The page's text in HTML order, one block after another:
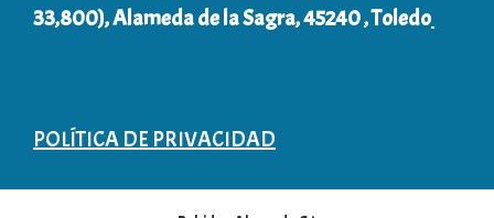
33,800), Alameda de la Sagra, 45240 , Toledo
POLÍTICA DE PRIVACIDAD